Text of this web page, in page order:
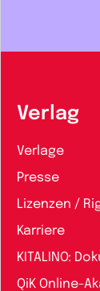
Verlag
Verlage
Presse
Lizenzen /
Karriere
KITALINO:
QiK Online-